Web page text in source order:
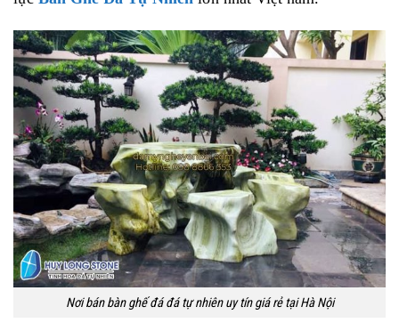
Nơi bán bàn ghế đá đá tự nhiên uy tín giá rẻ tại Hà Nội